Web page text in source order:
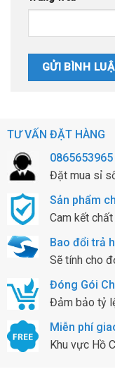
TƯ VẤN ĐẶT HÀNG
0865653965
Đặt mua sỉ
Sản phẩm
Cam kết
Bao đổi trả
Sẽ tính cho
Đóng Gói
Đảm bảo tỷ
Miễn phí
Khu vực Hồ